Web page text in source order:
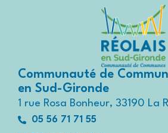
Communauté de
en Sud-Gironde
1 rue Rosa Bonheur, 33190 La
05 56 71 71 55